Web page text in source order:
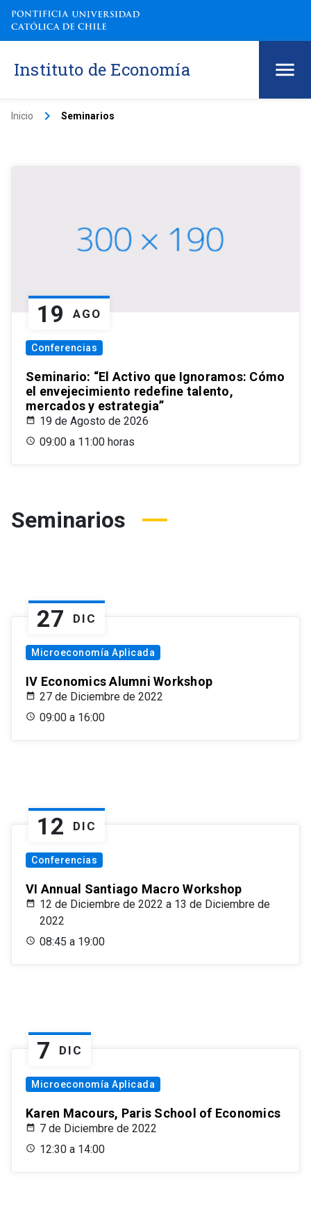
Instituto de Economía
Inicio keyboard_arrow_right Seminarios
19 AGO
Conferencias
Seminario: “El Activo que Ignoramos: Cómo
el envejecimiento redefine talento,
mercados y estrategia”
19 de Agosto de 2026
09:00 a 11:00 horas
Seminarios
27 DIC
Microeconomía Aplicada
IV Economics Alumni Workshop
27 de Diciembre de 2022
09:00 a 16:00
12 DIC
Conferencias
VI Annual Santiago Macro Workshop
12 de Diciembre de 2022 a 13 de Diciembre de
2022
08:45 a 19:00
7 DIC
Microeconomía Aplicada
Karen Macours, Paris School of Economics
7 de Diciembre de 2022
12:30 a 14:00